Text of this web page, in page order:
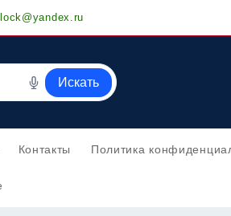
Искать
Контакты Политика